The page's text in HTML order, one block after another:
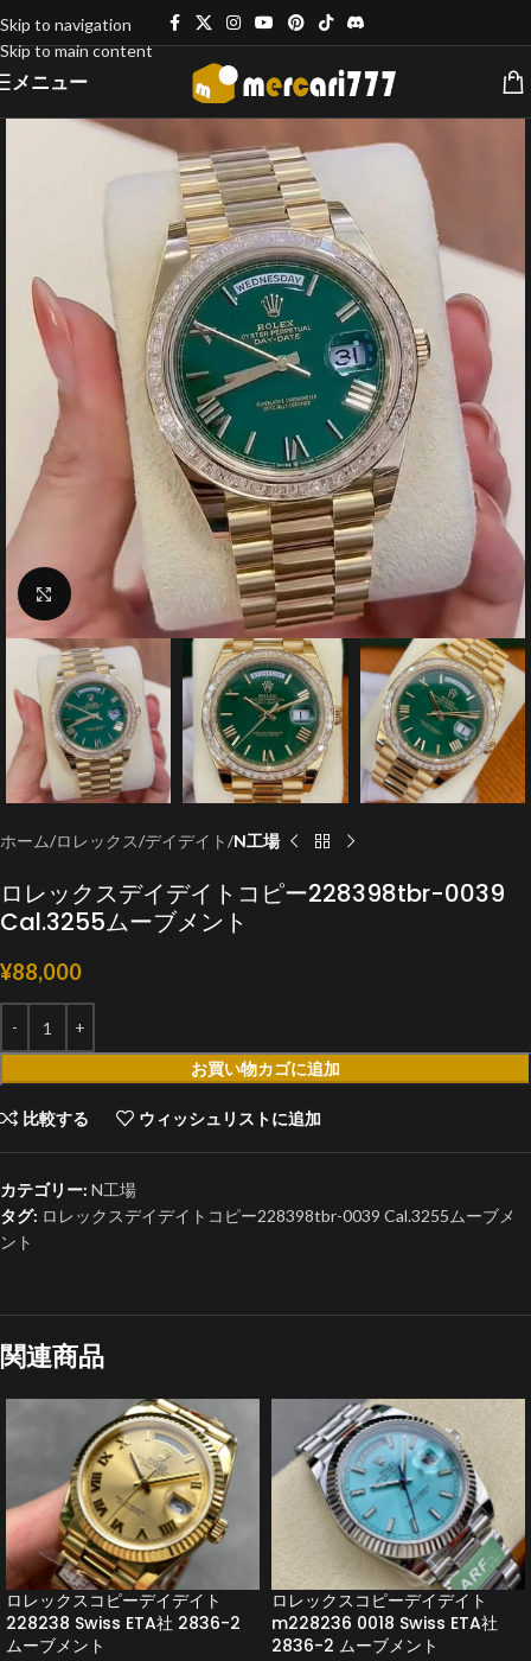
Skip to navigation
Skip to main content
メニュー
クリックで拡大
ホーム ロレックス デイデイト N工場
ロレックスデイデイトコピー228398tbr-0039
Cal.3255ムーブメント
¥88,000
お買い物カゴに追加
比較する ウィッシュリストに追加
カテゴリー: N工場
タグ: ロレックスデイデイトコピー228398tbr-0039 Cal.3255ムーブメ
ント
関連商品
ロレックスコピーデイデイト
228238 Swiss ETA社 2836-2
ムーブメント
ロレックスコピーデイデイト
m228236 0018 Swiss ETA社
2836-2 ムーブメント